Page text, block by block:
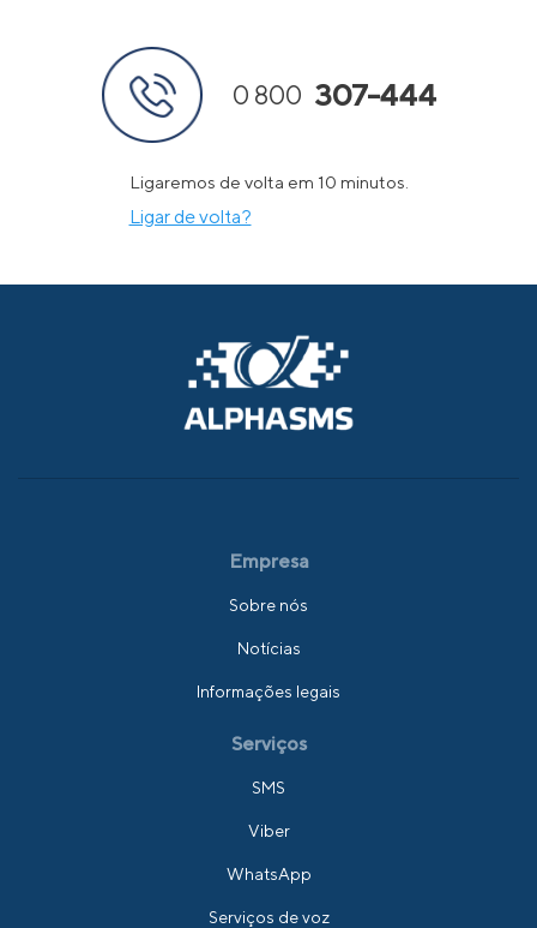
0 800 307-444
Ligaremos de volta em 10 minutos.
Ligar de volta?
Empresa
Sobre nós
Notícias
Informações legais
Serviços
SMS
Viber
WhatsApp
Serviços de voz